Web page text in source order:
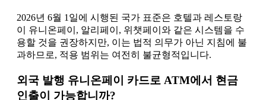
2026년 6월 1일에 시행된 국가 표준은 호텔과 레스토랑
이 유니온페이, 알리페이, 위챗페이와 같은 시스템을 수
용할 것을 권장하지만, 이는 법적 의무가 아닌 지침에 불
과하므로, 적용 범위는 여전히 불균형적입니다.
외국 발행 유니온페이 카드로 ATM에서 현금
인출이 가능합니까?